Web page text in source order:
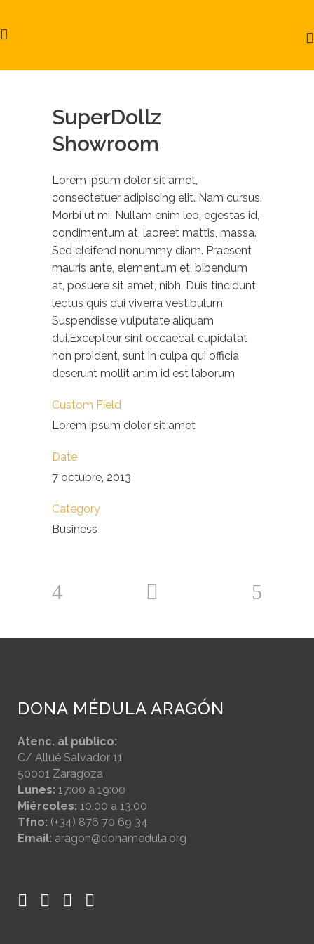
SuperDollz
Showroom
Lorem ipsum dolor sit amet,
consectetuer adipiscing elit. Nam cursus.
Morbi ut mi. Nullam enim leo, egestas id,
condimentum at, laoreet mattis, massa.
Sed eleifend nonummy diam. Praesent
mauris ante, elementum et, bibendum
at, posuere sit amet, nibh. Duis tincidunt
lectus quis dui viverra vestibulum.
Suspendisse vulputate aliquam
dui.Excepteur sint occaecat cupidatat
non proident, sunt in culpa qui officia
deserunt mollit anim id est laborum
Custom Field
Lorem ipsum dolor sit amet
Date
7 octubre, 2013
Category
Business
DONA MÉDULA ARAGÓN
Atenc. al público:
C/ Allué Salvador 11
50001 Zaragoza
Lunes: 17:00 a 19:00
Miércoles: 10:00 a 13:00
Tfno: (+34) 876 70 69 34
Email: aragon@donamedula.org